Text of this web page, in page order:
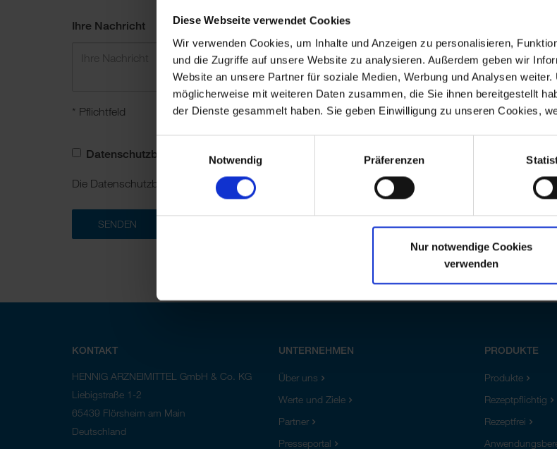
Diese Webseite verwendet Cookies
Wir verwenden Cookies, um Inhalte und Anzeigen zu personalisieren,
und die Zugriffe auf unsere Website zu analysieren. Außerdem geben wir
Website an unsere Partner für soziale Medien, Werbung und Analysen
möglicherweise mit weiteren Daten zusammen, die Sie ihnen bereitgestellt
der Dienste gesammelt haben. Sie geben Einwilligung zu unseren Cookies,
Notwendig
Präferenzen
Nur notwendige Cookies
verwenden
Ihre Nachricht
* Pflichtfeld
Datenschutzbestimmungen akzeptieren
Die Datenschutzbestimmungen finden Sie
SENDEN
KONTAKT
HENNIG ARZNEIMITTEL GmbH & Co. KG
Liebigstraße 1-2
65439 Flörsheim am Main
Deutschland
UNTERNEHMEN
Über uns
Werte und Ziele
Partner
Presseportal
PRODUKTE
Produkte
Rezeptpflichtig
Rezeptfrei